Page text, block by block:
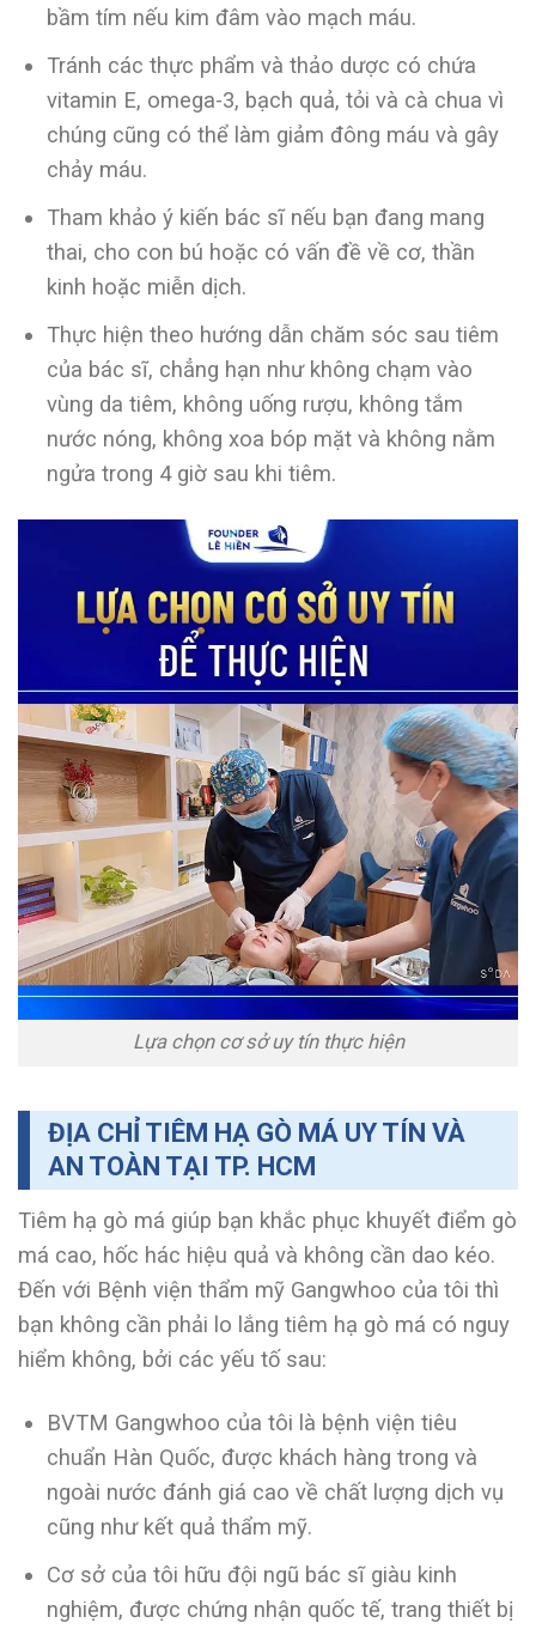
bầm tím nếu kim đâm vào mạch máu.
Tránh các thực phẩm và thảo dược có chứa
vitamin E, omega-3, bạch quả, tỏi và cà chua vì
chúng cũng có thể làm giảm đông máu và gây
chảy máu.
Tham khảo ý kiến ​​bác sĩ nếu bạn đang mang
thai, cho con bú hoặc có vấn đề về cơ, thần
kinh hoặc miễn dịch.
Thực hiện theo hướng dẫn chăm sóc sau tiêm
của bác sĩ, chẳng hạn như không chạm vào
vùng da tiêm, không uống rượu, không tắm
nước nóng, không xoa bóp mặt và không nằm
ngửa trong 4 giờ sau khi tiêm.
Lựa chọn cơ sở uy tín thực hiện
ĐỊA CHỈ TIÊM HẠ GÒ MÁ UY TÍN VÀ
AN TOÀN TẠI TP. HCM
Tiêm hạ gò má giúp bạn khắc phục khuyết điểm gò
má cao, hốc hác hiệu quả và không cần dao kéo.
Đến với Bệnh viện thẩm mỹ Gangwhoo của tôi thì
bạn không cần phải lo lắng tiêm hạ gò má có nguy
hiểm không, bởi các yếu tố sau:
BVTM Gangwhoo của tôi là bệnh viện tiêu
chuẩn Hàn Quốc, được khách hàng trong và
ngoài nước đánh giá cao về chất lượng dịch vụ
cũng như kết quả thẩm mỹ.
Cơ sở của tôi hữu đội ngũ bác sĩ giàu kinh
nghiệm, được chứng nhận quốc tế, trang thiết bị